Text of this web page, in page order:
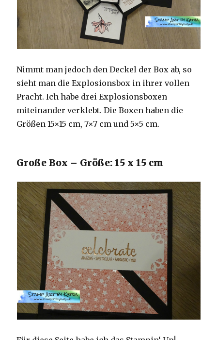
Nimmt man jedoch den Deckel der Box ab, so
sieht man die Explosionsbox in ihrer vollen
Pracht. Ich habe drei Explosionsboxen
miteinander verklebt. Die Boxen haben die
Größen 15×15 cm, 7×7 cm und 5×5 cm.
Große Box – Größe: 15 x 15 cm